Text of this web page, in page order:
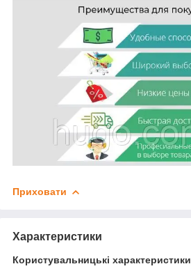
Приховати
Характеристики
Користувальницькі характеристики